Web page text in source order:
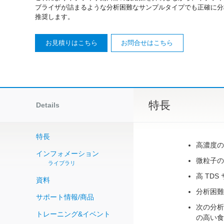
ブライザが詰まるような分析困難なサンプルタイプでも正確に
推奨します。
お見積りはこちら お問合せはこちら
Details
特長
インフォメーション
ライブラリ
資料
サポート情報/商品
トレーニング&イベント
特長
高濃度
微粒子
高 TDS
分析困
次の分
の高い